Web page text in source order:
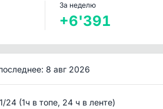
За неделю
+6'391
8 авг 2026
1/24 (1ч в топе, 24 ч в ленте)